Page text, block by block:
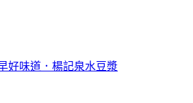
好味道．楊記泉水豆漿